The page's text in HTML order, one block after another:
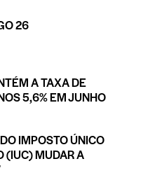
26
A TAXA DE
5,6% EM JUNHO
IMPOSTO ÚNICO
(IUC) MUDAR A